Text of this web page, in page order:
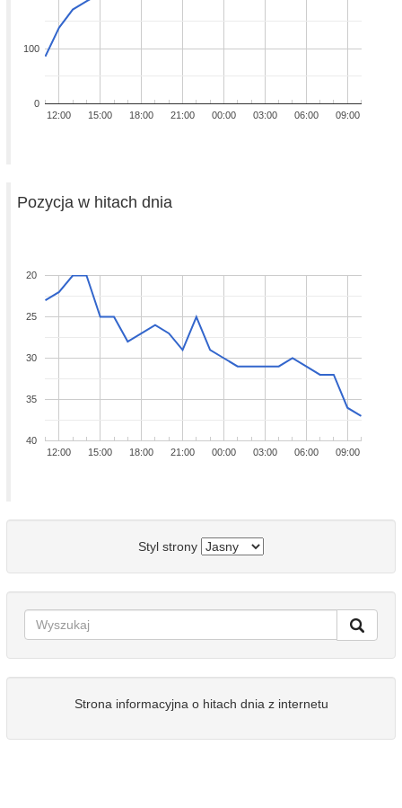
12:00 15:00 18:00 21:00 00:00 03:00 06:00 09:00
0
100
Pozycja w hitach dnia
12:00 15:00 18:00 21:00 00:00 03:00 06:00 09:00
20
25
30
35
40
Styl strony
Strona informacyjna o hitach dnia z internetu